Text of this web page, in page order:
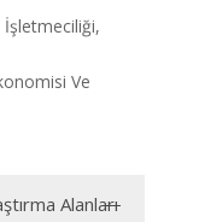
İşletmeciliği,
Ve
Alanları